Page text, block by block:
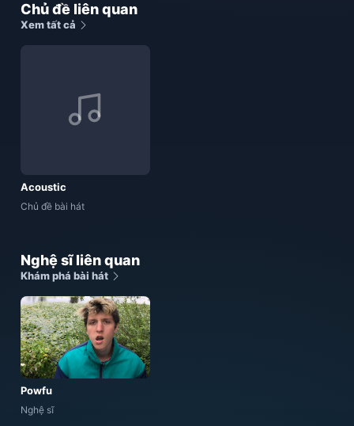
Chủ đề liên quan
Xem tất cả
Acoustic
Chủ đề bài hát
Nghệ sĩ liên quan
Khám phá bài hát
Powfu
Nghệ sĩ